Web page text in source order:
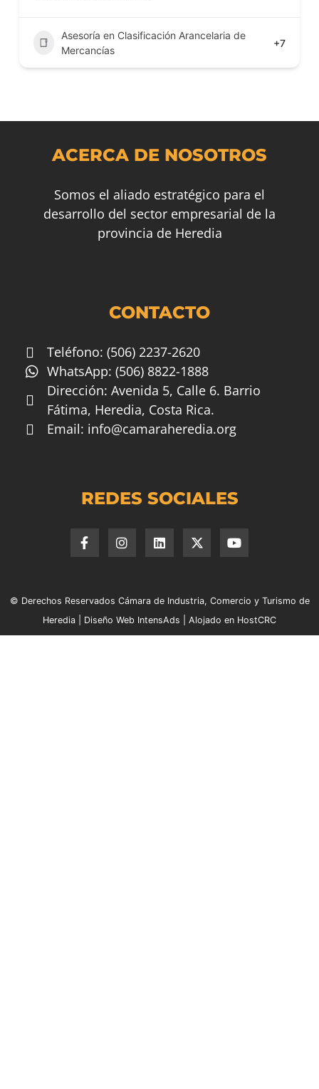
Asesoría en Clasificación Arancelaria de
Mercancías
+7
ACERCA DE NOSOTROS
Somos el aliado estratégico para el
desarrollo del sector empresarial de la
provincia de Heredia
CONTACTO
Teléfono: (506) 2237-2620
WhatsApp: (506) 8822-1888
Dirección: Avenida 5, Calle 6. Barrio
Fátima, Heredia, Costa Rica.
Email: info@camaraheredia.org
REDES SOCIALES
© Derechos Reservados Cámara de Industria, Comercio y Turismo de
Heredia | Diseño Web IntensAds Alojado en HostCRC